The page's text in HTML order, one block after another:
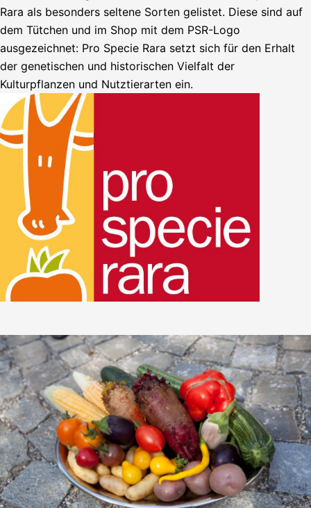
Rara als besonders seltene Sorten gelistet. Diese sind auf
dem Tütchen und im Shop mit dem PSR-Logo
ausgezeichnet: Pro Specie Rara setzt sich für den Erhalt
der genetischen und historischen Vielfalt der
Kulturpflanzen und Nutztierarten ein.